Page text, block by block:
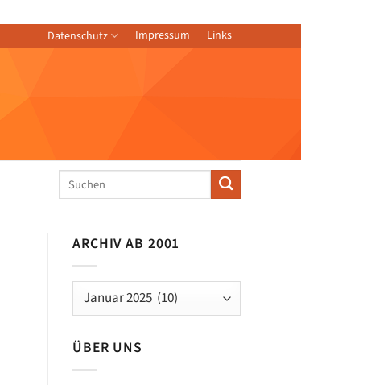
Datenschutz Impressum Links
ARCHIV AB 2001
Archiv
ÜBER UNS